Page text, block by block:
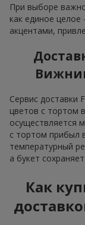
При выборе
как единое
акцентами,
Сервис доставки
цветов с тортом
осуществляется
с тортом прибыл
температурный
а букет
Как